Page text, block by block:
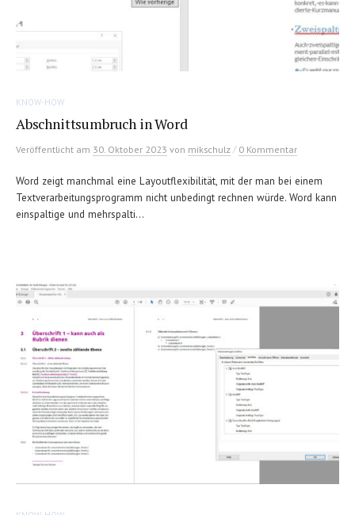
KNOW-HOW
Abschnittsumbruch in Word
Veröffentlicht am 30. Oktober 2023 von mikschulz / 0 Kommentar
Word zeigt manchmal eine Layoutflexibilität, mit der man bei einem
Textverarbeitungsprogramm nicht unbedingt rechnen würde. Word kann
einspaltige und mehrspalti...